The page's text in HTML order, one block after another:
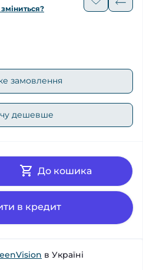
замовлення
дешевше
До кошика
в кредит
в Україні